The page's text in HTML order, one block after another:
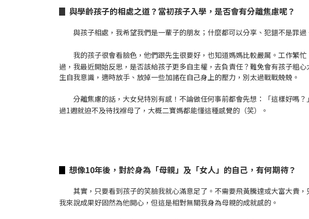
▊ 與學齡孩子的相處之道？當初孩子入學，是否會有分離焦慮呢？
與孩子相處，我希望我們是一輩子的朋友；什麼都可以分享、犯錯不是罪
我的孩子很會看臉色，他們跟先生很要好，也知道媽媽比較嚴厲。工作繁
過，我最近開始反思，是否該給孩子更多自主權，去負責任？難免會有孩子粗
生自我意識，適時放手、放掉一些加諸在自己身上的壓力，別太過戰戰兢兢。
分離焦慮的話，大女兒特別有感！不論做任何事前都會先想：「這樣好嗎
過1週就迫不及待找褓母了，大概二寶媽都能懂這種感覺的（笑）。
▊ 想像10年後，對於身為「母親」及「女人」的自己，有何期待？
其實，只要看到孩子的笑臉我就心滿意足了。不需要飛黃騰達或大富大貴
我來說成果好固然為他開心，但這是相對無關我身為母親的成就感的。